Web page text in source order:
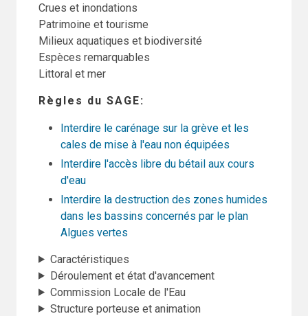
Crues et inondations
Patrimoine et tourisme
Milieux aquatiques et biodiversité
Espèces remarquables
Littoral et mer
Règles du SAGE
Interdire le carénage sur la grève et les
cales de mise à l'eau non équipées
Interdire l'accès libre du bétail aux cours
d'eau
Interdire la destruction des zones humides
dans les bassins concernés par le plan
Algues vertes
Caractéristiques
Déroulement et état d'avancement
Commission Locale de l'Eau
Structure porteuse et animation